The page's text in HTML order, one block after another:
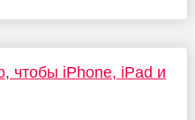
чтобы iPhone, iPad и